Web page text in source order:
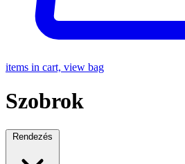
items in cart, view bag
Szobrok